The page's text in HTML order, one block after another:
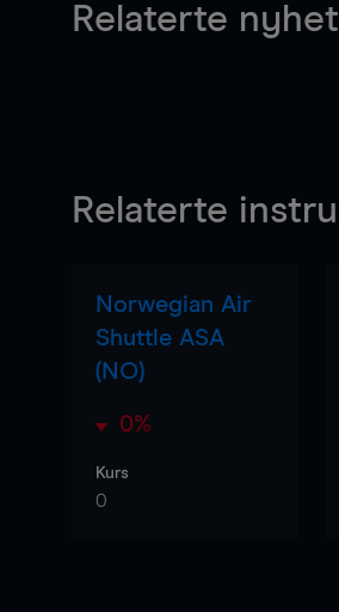
Relaterte
Relaterte
Norwegian Air
Shuttle ASA
(NO)
0%
Kurs
0